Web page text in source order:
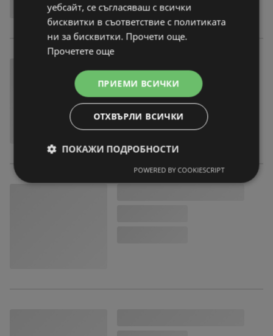
уебсайт, се съгласяваш с всички
бисквитки в съответствие с политиката
ни за бисквитки. Прочети още.
Прочетете още
ПРИЕМИ ВСИЧКИ
ОТХВЪРЛИ ВСИЧКИ
ПОКАЖИ ПОДРОБНОСТИ
POWERED BY COOKIESCRIPT